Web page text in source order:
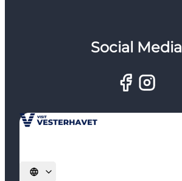
Social Media
Sprache auswählen